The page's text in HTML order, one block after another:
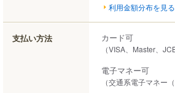
利用金額分布を見る
支払い方法 カード可
（VISA、Master、
電子マネー可
（交通系電子マネー